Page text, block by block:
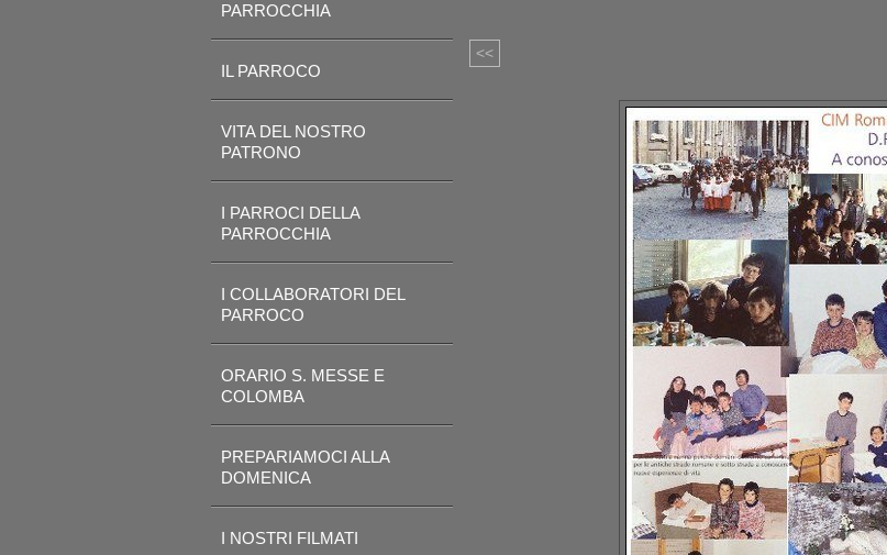
<<
PARROCCHIA
IL PARROCO
VITA DEL NOSTRO
PATRONO
I PARROCI DELLA
PARROCCHIA
I COLLABORATORI DEL
PARROCO
ORARIO S. MESSE E
COLOMBA
PREPARIAMOCI ALLA
DOMENICA
I NOSTRI FILMATI